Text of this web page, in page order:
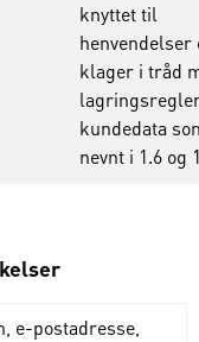
knyttettil
henvendelser
klager i tråd
kundedata
nevnt i 1.6 og
e-postadresse,